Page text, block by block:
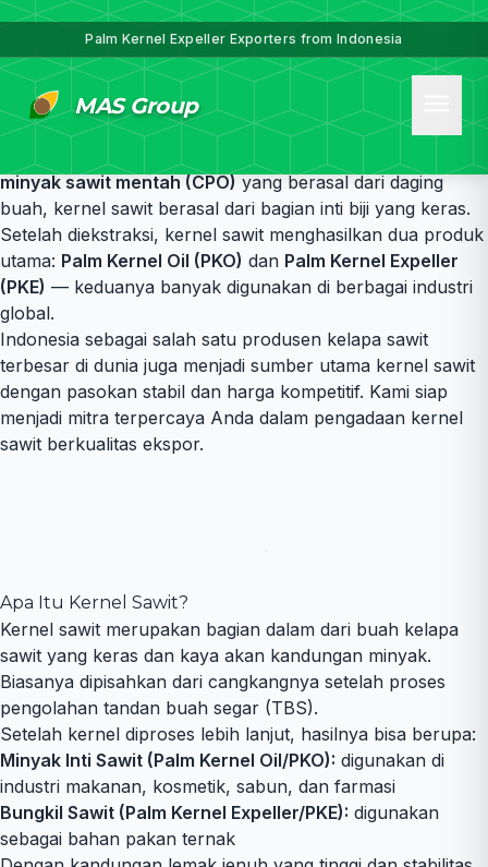
Palm Kernel Expeller Exporters from Indonesia
MAS Group
Kernel Sawit Berkualitas Ekspor – Solusi Bernilai Tinggi
dari Indonesia
Kernel sawitatauPalm Kerneladalah biji dari buah kelapa
minyak sawit mentah (CPO) yang berasal dari daging
buah, kernel sawit berasal dari bagian inti biji yang keras.
Setelah diekstraksi, kernel sawit menghasilkan dua produk
utama: Palm Kernel Oil (PKO) dan Palm Kernel Expeller
(PKE) — keduanya banyak digunakan di berbagai industri
global.
Indonesia sebagai salah satu produsen kelapa sawit
terbesar di dunia juga menjadi sumber utama kernel sawit
dengan pasokan stabil dan harga kompetitif. Kami siap
menjadi mitra terpercaya Anda dalam pengadaan kernel
sawit berkualitas ekspor.
Apa Itu Kernel Sawit?
Kernel sawit merupakan bagian dalam dari buah kelapa
sawit yang keras dan kaya akan kandungan minyak.
Biasanya dipisahkan dari cangkangnya setelah proses
pengolahan tandan buah segar (TBS).
Setelah kernel diproses lebih lanjut, hasilnya bisa berupa:
Minyak Inti Sawit (Palm Kernel Oil/PKO): digunakan di
industri makanan, kosmetik, sabun, dan farmasi
Bungkil Sawit (Palm Kernel Expeller/PKE): digunakan
sebagai bahan pakan ternak